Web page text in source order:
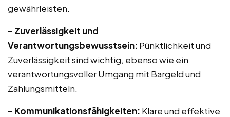
gewährleisten.
– Zuverlässigkeit und
Verantwortungsbewusstsein: Pünktlichkeit und
Zuverlässigkeit sind wichtig, ebenso wie ein
verantwortungsvoller Umgang mit Bargeld und
Zahlungsmitteln.
– Kommunikationsfähigkeiten: Klare und effektive